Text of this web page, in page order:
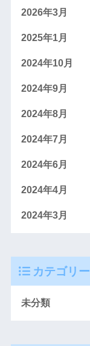
2026年3月
2025年1月
2024年10月
2024年9月
2024年8月
2024年7月
2024年6月
2024年4月
2024年3月
カテゴリー
未分類